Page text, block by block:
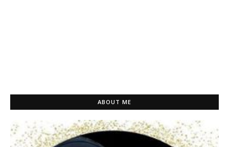
ABOUT ME